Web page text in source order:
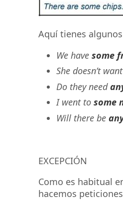
Aquí tienes
We have some
She doesn’t want
Do they need
I went to some
Will there be
EXCEPCIÓN
Como es habitual
hacemos